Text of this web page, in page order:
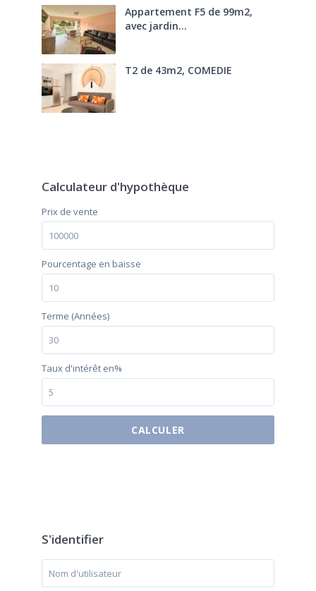
Appartement F5 de 99m2,
avec jardin...
T2 de 43m2, COMEDIE
Calculateur d'hypothèque
Prix ​​de vente
Pourcentage en baisse
Terme (Années)
Taux d'intérêt en%
CALCULER
$500 / month
S'identifier